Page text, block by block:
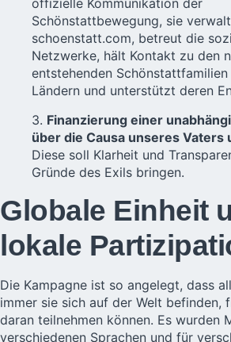
offizielle Kommunikation der
Schönstattbewegung, sie
schoenstatt.com, betreut die
Netzwerke, hält Kontakt zu den
entstehenden Schönstattfamilien
Ländern und unterstützt deren
3. Finanzierung einer
über die Causa unseres Vaters
Diese soll Klarheit und
Gründe des Exils bringen.
Globale Einheit
lokale
Die Kampagne ist so angelegt, dass
immer sie sich auf der Welt befinden,
daran teilnehmen können. Es wurden
verschiedenen Sprachen und für